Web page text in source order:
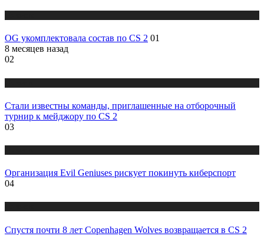
OG укомплектовала состав по CS 2 01
8 месяцев назад
02
Стали известны команды, приглашенные на отборочный
турнир к мейджору по CS 2
03
Организация Evil Geniuses рискует покинуть киберспорт
04
Спустя почти 8 лет Copenhagen Wolves возвращается в CS 2